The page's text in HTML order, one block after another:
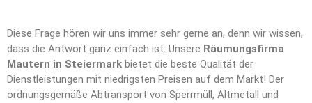
Diese Frage hören wir uns immer sehr gerne an, denn wir wissen,
dass die Antwort ganz einfach ist: Unsere Räumungsfirma
Mautern in Steiermark bietet die beste Qualität der
Dienstleistungen mit niedrigsten Preisen auf dem Markt! Der
ordnungsgemäße Abtransport von Sperrmüll, Altmetall und